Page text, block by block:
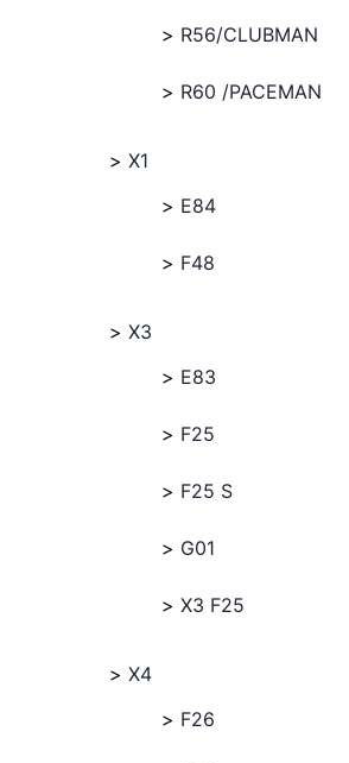
R56/CLUBMAN
R60 /PACEMAN
X1
E84
F48
X3
E83
F25
F25 S
G01
X3 F25
X4
F26